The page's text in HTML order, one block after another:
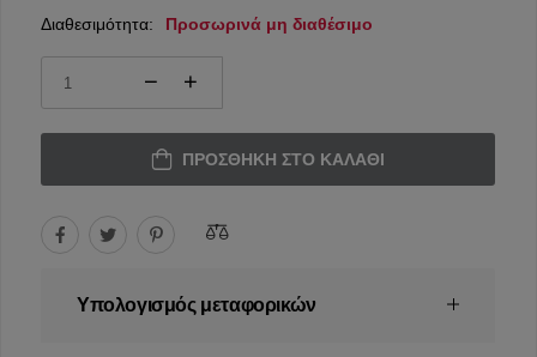
Διαθεσιμότητα: Προσωρινά μη διαθέσιμο
ΠΡΟΣΘΉΚΗ ΣΤΟ ΚΑΛΆΘΙ
Υπολογισμός μεταφορικών